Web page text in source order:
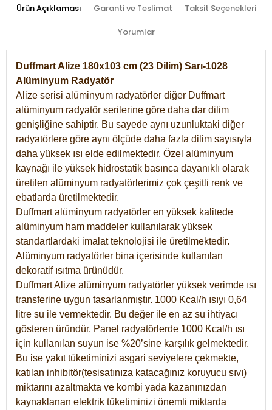
Ürün Açıklaması Garanti ve Teslimat Taksit Seçenekleri
Yorumlar
Duffmart Alize 180x103 cm (23 Dilim) Sarı-1028
Alüminyum Radyatör
Alize serisi alüminyum radyatörler diğer Duffmart
alüminyum radyatör serilerine göre daha dar dilim
genişliğine sahiptir. Bu sayede aynı uzunluktaki diğer
radyatörlere göre aynı ölçüde daha fazla dilim sayısıyla
daha yüksek ısı elde edilmektedir. Özel alüminyum
kaynağı ile yüksek hidrostatik basınca dayanıklı olarak
üretilen alüminyum radyatörlerimiz çok çeşitli renk ve
ebatlarda üretilmektedir.
Duffmart alüminyum radyatörler en yüksek kalitede
alüminyum ham maddeler kullanılarak yüksek
standartlardaki imalat teknolojisi ile üretilmektedir.
Alüminyum radyatörler bina içerisinde kullanılan
dekoratif ısıtma ürünüdür.
Duffmart Alize alüminyum radyatörler yüksek verimde ısı
transferine uygun tasarlanmıştır. 1000 Kcal/h ısıyı 0,64
litre su ile vermektedir. Bu değer ile en az su ihtiyacı
gösteren üründür. Panel radyatörlerde 1000 Kcal/h ısı
için kullanılan suyun ise %20’sine karşılık gelmektedir.
Bu ise yakıt tüketiminizi asgari seviyelere çekmekte,
katılan inhibitör(tesisatınıza katacağınız koruyucu sıvı)
miktarını azaltmakta ve kombi yada kazanınızdan
kaynaklanan elektrik tüketiminizi önemli miktarda